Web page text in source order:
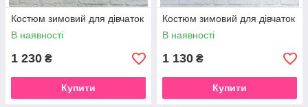
Костюм зимовий для дівчаток
В наявності
1 230 ₴
Купити
Костюм зимовий для дівчаток
В наявності
1 130 ₴
Купити